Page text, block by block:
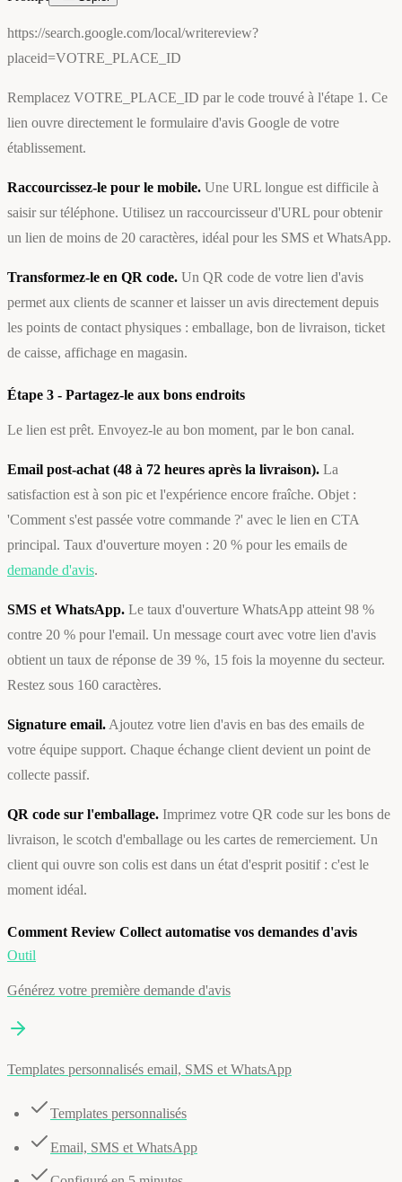
https://search.google.com/local/writereview?
placeid=VOTRE_PLACE_ID
Remplacez VOTRE_PLACE_ID par le code trouvé à l'étape 1. Ce
lien ouvre directement le formulaire d'avis Google de votre
établissement.
Raccourcissez-le pour le mobile. Une URL longue est difficile à
saisir sur téléphone. Utilisez un raccourcisseur d'URL pour obtenir
un lien de moins de 20 caractères, idéal pour les SMS et WhatsApp.
Transformez-le en QR code. Un QR code de votre lien d'avis
permet aux clients de scanner et laisser un avis directement depuis
les points de contact physiques : emballage, bon de livraison, ticket
de caisse, affichage en magasin.
Étape 3 - Partagez-le aux bons endroits
Le lien est prêt. Envoyez-le au bon moment, par le bon canal.
Email post-achat (48 à 72 heures après la livraison). La
satisfaction est à son pic et l'expérience encore fraîche. Objet :
'Comment s'est passée votre commande ?' avec le lien en CTA
principal. Taux d'ouverture moyen : 20 % pour les emails de
demande d'avis.
SMS et WhatsApp. Le taux d'ouverture WhatsApp atteint 98 %
contre 20 % pour l'email. Un message court avec votre lien d'avis
obtient un taux de réponse de 39 %, 15 fois la moyenne du secteur.
Restez sous 160 caractères.
Signature email. Ajoutez votre lien d'avis en bas des emails de
votre équipe support. Chaque échange client devient un point de
collecte passif.
QR code sur l'emballage. Imprimez votre QR code sur les bons de
livraison, le scotch d'emballage ou les cartes de remerciement. Un
client qui ouvre son colis est dans un état d'esprit positif : c'est le
moment idéal.
Comment Review Collect automatise vos demandes d'avis
Outil
Générez votre première demande d'avis
Templates personnalisés email, SMS et WhatsApp
Templates personnalisés
Email, SMS et WhatsApp